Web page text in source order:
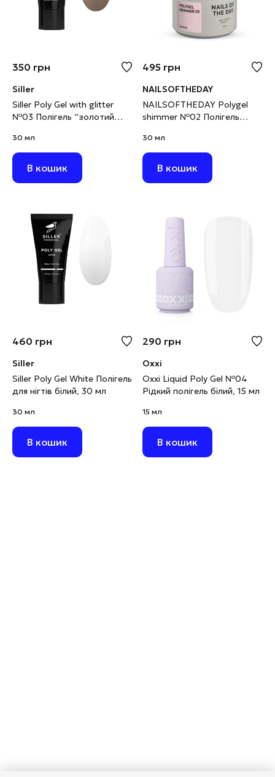
350 грн
Siller
Siller Poly Gel with glitter
№03 Полігель “золотий
(виводиться)
30 мл
В кошик
495 грн
NAILSOFTHEDAY
NAILSOFTHEDAY Polygel
shimmer №02 Полігель
дрібнозернистий, 30 г
30 мл
В кошик
460 грн
Siller
Siller Poly Gel White Полігель
для нігтів білий, 30 мл
30 мл
В кошик
290 грн
Oxxi
Oxxi Liquid Poly Gel №04
Рідкий полігель білий, 15 мл
15 мл
В кошик